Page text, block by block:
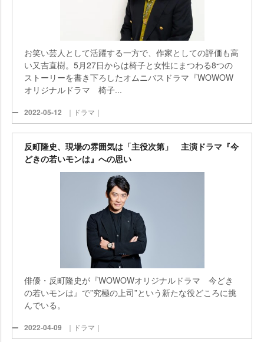
お笑い芸人として活躍する一方で、作家としての評価も高
い又吉直樹。5月27日からは椅子と女性にまつわる8つの
ストーリーを書き下ろしたオムニバスドラマ『WOWOW
オリジナルドラマ 椅子...
2022-05-12 ｜ドラマ｜
反町隆史、現場の雰囲気は「主役次第」 主演ドラマ『今
どきの若いモンは』への思い
俳優・反町隆史が『WOWOWオリジナルドラマ 今どき
の若いモンは』で”究極の上司”という新たな役どころに挑
んでいる。
2022-04-09 ｜ドラマ｜